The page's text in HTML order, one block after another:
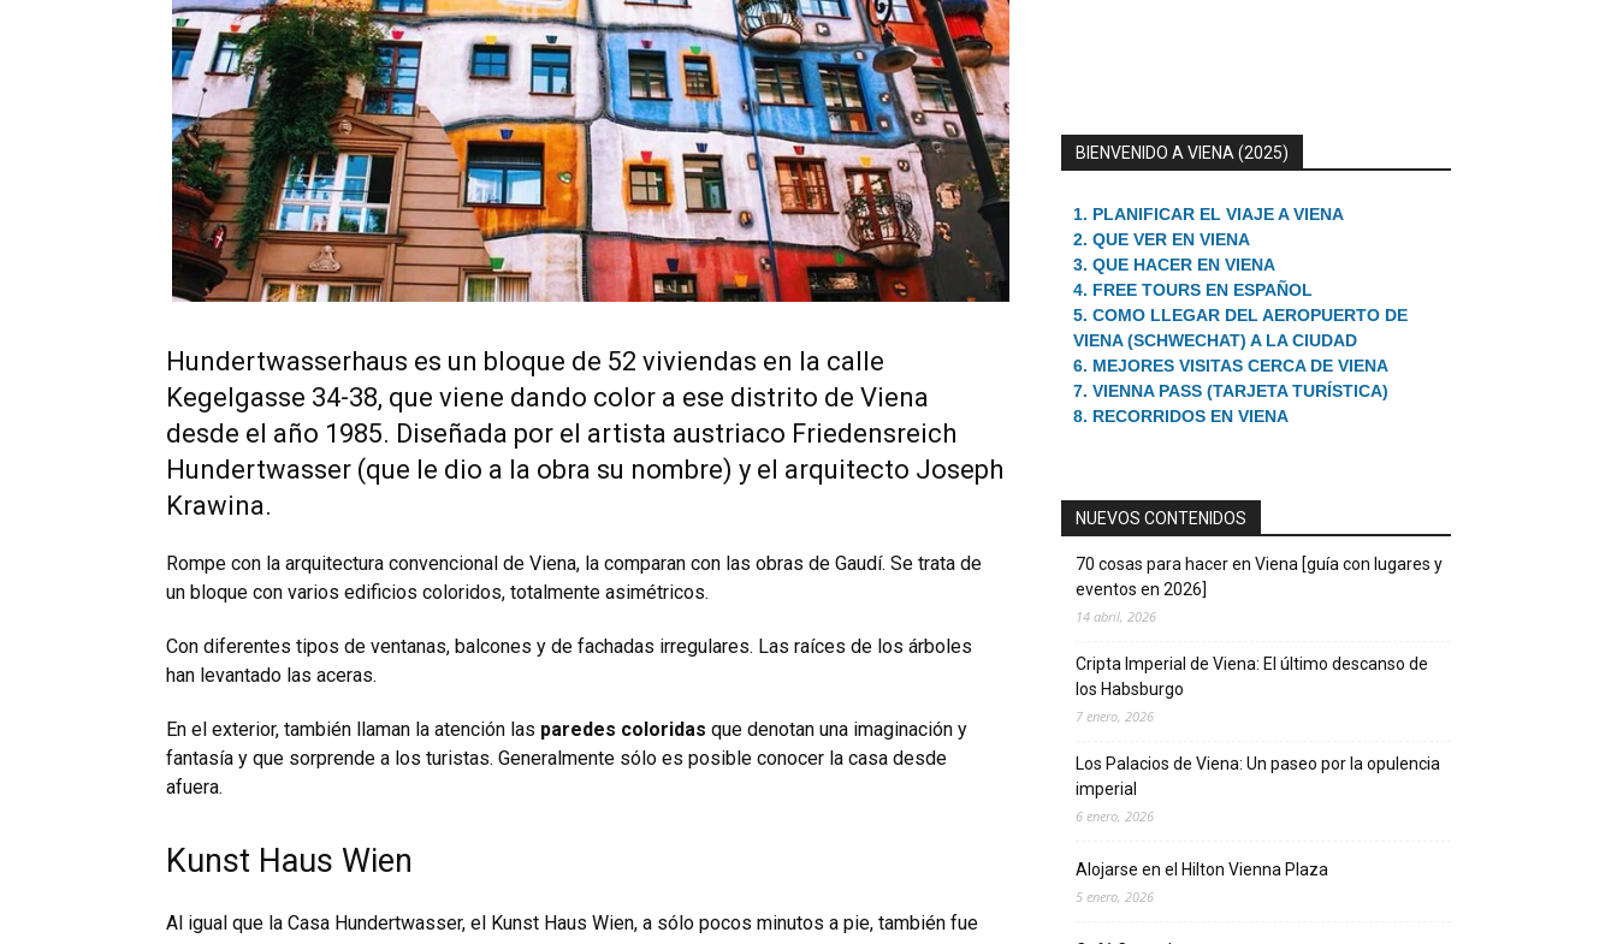
Hundertwasserhaus es un bloque de 52 viviendas en la calle
Kegelgasse 34-38, que viene dando color a ese distrito de Viena
desde el año 1985. Diseñada por el artista austriaco Friedensreich
Hundertwasser (que le dio a la obra su nombre) y el arquitecto Joseph
Krawina.
Rompe con la arquitectura convencional de Viena, la comparan con las obras de Gaudí. Se trata de
un bloque con varios edificios coloridos, totalmente asimétricos.
Con diferentes tipos de ventanas, balcones y de fachadas irregulares. Las raíces de los árboles
han levantado las aceras.
En el exterior, también llaman la atención las paredes coloridas que denotan una imaginación y
fantasía y que sorprende a los turistas. Generalmente sólo es posible conocer la casa desde
afuera.
Kunst Haus Wien
Al igual que la Casa Hundertwasser, el Kunst Haus Wien, a sólo pocos minutos a pie, también fue
BIENVENIDO A VIENA (2025)
1. PLANIFICAR EL VIAJE A VIENA
2. QUE VER EN VIENA
3. QUE HACER EN VIENA
4. FREE TOURS EN ESPAÑOL
5. COMO LLEGAR DEL AEROPUERTO DE
VIENA (SCHWECHAT) A LA CIUDAD
6. MEJORES VISITAS CERCA DE VIENA
7. VIENNA PASS (TARJETA TURÍSTICA)
8. RECORRIDOS EN VIENA
NUEVOS CONTENIDOS
70 cosas para hacer en Viena [guía con lugares y
eventos en 2026]
14 abril, 2026
Cripta Imperial de Viena: El último descanso de
los Habsburgo
7 enero, 2026
Los Palacios de Viena: Un paseo por la opulencia
imperial
6 enero, 2026
Alojarse en el Hilton Vienna Plaza
5 enero, 2026